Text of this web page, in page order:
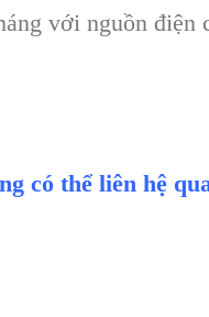
với nguồn điện
có thể liên hệ